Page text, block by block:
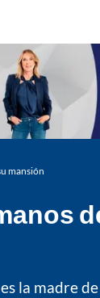
mansión
la madre